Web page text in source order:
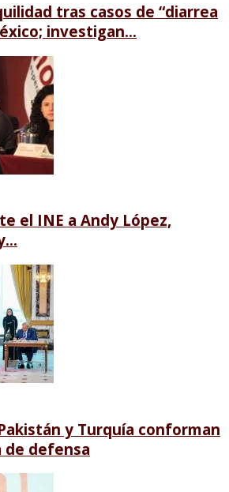
tras casos de “diarrea
investigan...
el INE a Andy López,
y Turquía conforman
de defensa